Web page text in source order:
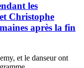
les
Christophe
après la fin
et le danseur ont